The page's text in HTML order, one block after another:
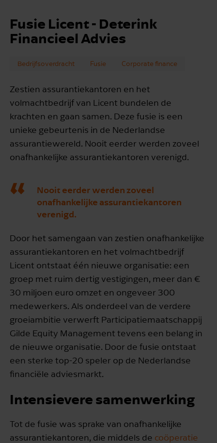
Fusie Licent - Deterink
Financieel Advies
Bedrijfsoverdracht Fusie Corporate finance
Zestien assurantiekantoren en het
volmachtbedrijf van Licent bundelen de
krachten en gaan samen. Deze fusie is een
unieke gebeurtenis in de Nederlandse
assurantiewereld. Nooit eerder werden zoveel
onafhankelijke assurantiekantoren verenigd.
Nooit eerder werden zoveel
onafhankelijke assurantiekantoren
verenigd.
Door het samengaan van zestien onafhankelijke
assurantiekantoren en het volmachtbedrijf
Licent ontstaat één nieuwe organisatie: een
groep met ruim dertig vestigingen, meer dan €
30 miljoen euro omzet en ongeveer 300
medewerkers. Als onderdeel van de verdere
groeiambitie verwerft Participatiemaatschappij
Gilde Equity Management tevens een belang in
de nieuwe organisatie. Door de fusie ontstaat
een sterke top-20 speler op de Nederlandse
financiële adviesmarkt.
Intensievere samenwerking
Tot de fusie was sprake van onafhankelijke
assurantiekantoren, die middels de coöperatie